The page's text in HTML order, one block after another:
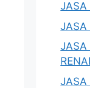
JASA
JASA
JASA
JASA